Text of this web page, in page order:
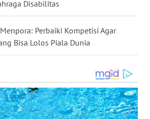
Disabilitas
Perbaiki Kompetisi Agar
Bisa Lolos Piala Dunia